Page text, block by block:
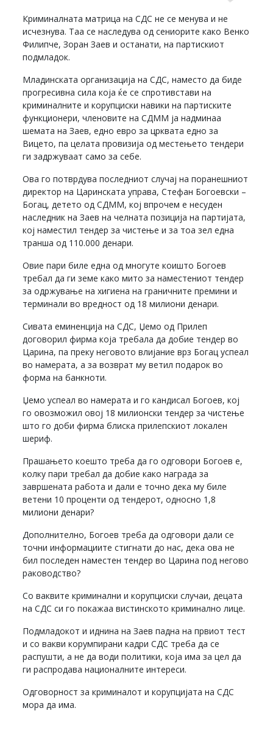
Криминалната матрица на СДС не се менува и не
исчезнува. Таа се наследува од сениорите како Венко
Филипче, Зоран Заев и останати, на партискиот
подмладок.
Младинската организација на СДС, наместо да биде
прогресивна сила која ќе се спротивстави на
криминалните и корупциски навики на партиските
функционери, членовите на СДММ ја надминаа
шемата на Заев, едно евро за црквата едно за
Вицето, па целата провизија од местењето тендери
ги задржуваат само за себе.
Ова го потврдува последниот случај на поранешниот
директор на Царинската управа, Стефан Богоевски –
Богац, детето од СДММ, кој впрочем е несуден
наследник на Заев на челната позиција на партијата,
кој наместил тендер за чистење и за тоа зел една
транша од 110.000 денари.
Овие пари биле една од многуте коишто Богоев
требал да ги земе како мито за наместениот тендер
за одржување на хигиена на граничните премини и
терминали во вредност од 18 милиони денари.
Сивата еминенција на СДС, Џемо од Прилеп
договорил фирма која требала да добие тендер во
Царина, па преку неговото влијание врз Богац успеал
во намерата, а за возврат му ветил подарок во
форма на банкноти.
Џемо успеал во намерата и го кандисал Богоев, кој
го овозможил овој 18 милионски тендер за чистење
што го доби фирма блиска прилепскиот локален
шериф.
Прашањето коешто треба да го одговори Богоев е,
колку пари требал да добие како награда за
завршената работа и дали е точно дека му биле
ветени 10 проценти од тендерот, односно 1,8
милиони денари?
Дополнително, Богоев треба да одговори дали се
точни информациите стигнати до нас, дека ова не
бил последен наместен тендер во Царина под негово
раководство?
Со ваквите криминални и корупциски случаи, децата
на СДС си го покажаа вистинското криминално лице.
Подмладокот и иднина на Заев падна на првиот тест
и со вакви корумпирани кадри СДС треба да се
распушти, а не да води политики, која има за цел да
ги распродава националните интереси.
Одговорност за криминалот и корупцијата на СДС
мора да има.